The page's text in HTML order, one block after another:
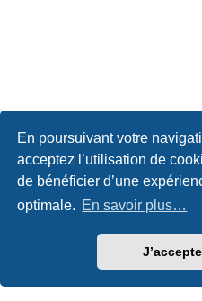
En poursuivant votre
acceptez l’utilisation de
de bénéficier d’une
optimale. En savoir plus…
J’accepte